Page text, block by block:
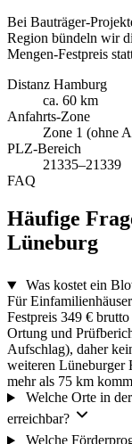
Bei Bauträger-
Region bündeln wir
Mengen-Festpreis
Distanz Hamburg
ca. 60 km
Anfahrts-Zone
Zone 1 (ohne
PLZ-Bereich
21335–21339
FAQ
Häufige
Lüneburg
Was kostet ein
Für
Festpreis 349 €
Ortung und
Aufschlag), daher
weiteren
mehr als 75 km
Welche Orte in
erreichbar?
Welche